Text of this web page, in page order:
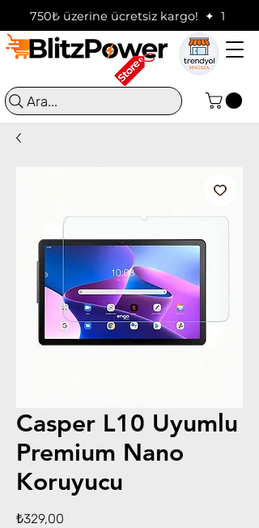
750₺ üzerine ücretsiz kargo!  ✦
Ara...
Casper L10 Uyumlu
Premium Nano
Koruyucu
₺329,00